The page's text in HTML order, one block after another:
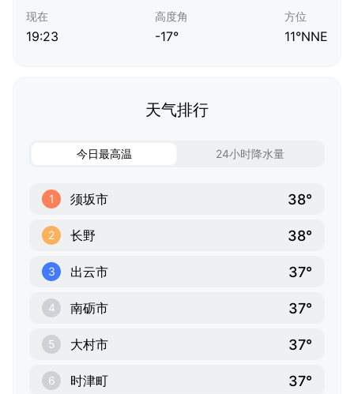
现在
19:23
高度角
-17°
方位
11°NNE
天气排行
今日最高温 24小时降水量
1 须坂市 38°
2 长野 38°
3 出云市 37°
4 南砺市 37°
5 大村市 37°
6 时津町 37°